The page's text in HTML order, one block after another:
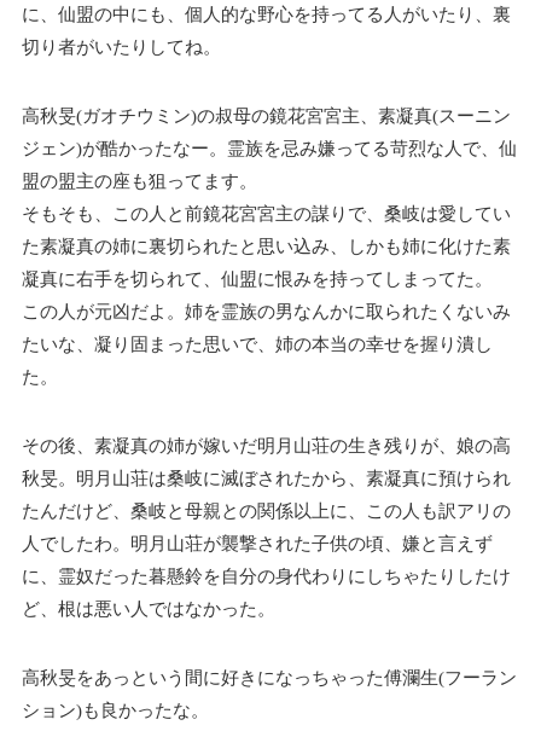
に、仙盟の中にも、個人的な野心を持ってる人がいたり、裏
切り者がいたりしてね。
高秋旻(ガオチウミン)の叔母の鏡花宮宮主、素凝真(スーニン
ジェン)が酷かったなー。霊族を忌み嫌ってる苛烈な人で、仙
盟の盟主の座も狙ってます。
そもそも、この人と前鏡花宮宮主の謀りで、桑岐は愛してい
た素凝真の姉に裏切られたと思い込み、しかも姉に化けた素
凝真に右手を切られて、仙盟に恨みを持ってしまってた。
この人が元凶だよ。姉を霊族の男なんかに取られたくないみ
たいな、凝り固まった思いで、姉の本当の幸せを握り潰し
た。
その後、素凝真の姉が嫁いだ明月山荘の生き残りが、娘の高
秋旻。明月山荘は桑岐に滅ぼされたから、素凝真に預けられ
たんだけど、桑岐と母親との関係以上に、この人も訳アリの
人でしたわ。明月山荘が襲撃された子供の頃、嫌と言えず
に、霊奴だった暮懸鈴を自分の身代わりにしちゃたりしたけ
ど、根は悪い人ではなかった。
高秋旻をあっという間に好きになっちゃった傅瀾生(フーラン
ション)も良かったな。